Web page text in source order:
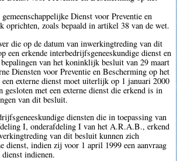
Dienst voor Preventie en
oprichten, zoals bepaald in artikel 38 van de wet.
die op de datum van inwerkingtreding van dit
een erkende interbedrijfsgeneeskundige dienst en
van het koninklijk besluit van 29 maart
Diensten voor Preventie en Bescherming op het
een externe dienst moet uiterlijk op 1 januari 2000
gesloten met een externe dienst die erkend is in
van dit besluit.
diensten die in toepassing van
I, onderafdeling I van het A.R.A.B., erkend
van dit besluit kunnen zich
dienst, indien zij voor 1 april 1999 een aanvraag
indienen.